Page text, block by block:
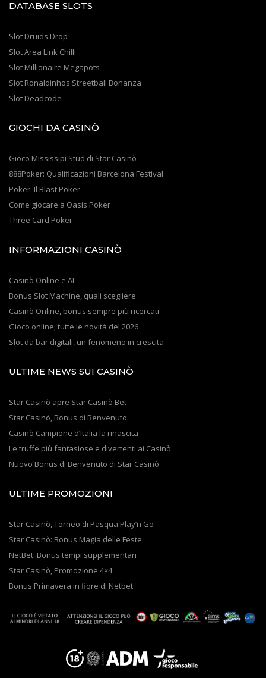
DATABASE SLOTS
Slot Druids Drop
Slot Area Link Chilli
Slot Millionaire Megapots
Slot Ronaldinhos Streetball Bonanza
Slot Deadcode
GIOCHI DA CASINÒ
Gioco Mississipi Stud di Star Casinò
888Poker: Qualificazioni Barcelona Festival
Poker: Il Blast Poker
Come giocare a Oasis Poker
Three Card Poker
INFORMAZIONI CASINÒ
Casinò Online e AI
Bonus Slot Machine, quali scegliere
Casinò Online, bonus sempre più ricercati
Gioco online, tutte le novità del 2026
Slot da bar digitali, un fenomeno in crescita
ULTIME NEWS SUI CASINÒ
Star Casinò apre Star Casinò Bet
Star Casinò, Bonus di Benvenuto
Casinò Campione d’Italia la rinascita
Le truffe più fantasiose e divertenti ai Casinò
Nuovo Bonus di Benvenuto di Star Casinò
ULTIME PROMOZIONI
Star Casinò, Torneo di Pasqua Play’n Go
Star Casinò: Bonus Magia delle Feste
NetBet: Bonus tempi supplementari
Star Casinò, Promozione 4×4
Bonus Primavera in fiore di Netbet